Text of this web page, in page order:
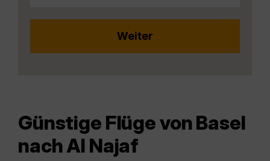
Günstige Flüge von Basel
nach Al Najaf